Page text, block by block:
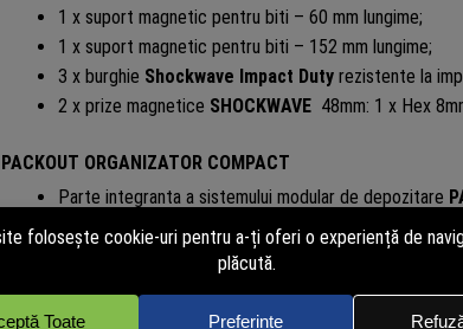
1 x suport magnetic pentru biti – 60 mm lungime;
1 x suport magnetic pentru biti – 152 mm lungime;
3 x burghie Shockwave Impact Dutyrezistente la
2 x prize magnetice SHOCKWAVE 48mm: 1 x Hex
PACKOUT ORGANIZATOR COMPACT
Parte integranta a sistemului modular de depozitare
Fabricat din polimeri rezistenti la impact, pentru
Interior compartimentat: 2 compartimente mari si 8
Capac cu sistem antideplasare, care previne
Etansare IP65, rezistenta la apa, praf si resturi de